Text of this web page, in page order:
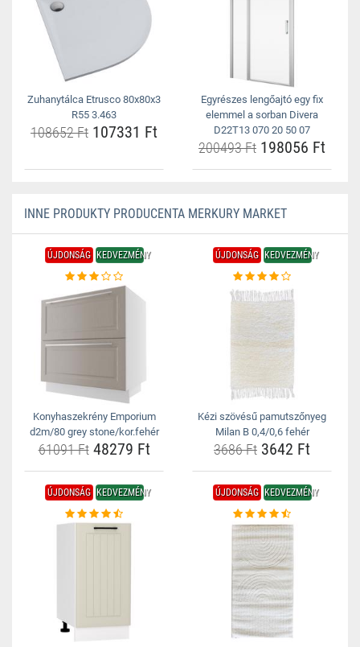
Zuhanytálca Etrusco 80x80x3
R55 3.463
108652 Ft 107331 Ft
Egyrészes lengőajtó egy fix
elemmel a sorban Divera
D22T13 070 20 50 07
200493 Ft 198056 Ft
INNE PRODUKTY PRODUCENTA MERKURY MARKET
ÚJDONSÁG KEDVEZMÉNY
Konyhaszekrény Emporium
d2m/80 grey stone/kor.fehér
61091 Ft48279 Ft
ÚJDONSÁG KEDVEZMÉNY
Kézi szövésű pamutszőnyeg
Milan B 0,4/0,6 fehér
3686 Ft 3642 Ft
ÚJDONSÁG KEDVEZMÉNY ÚJDONSÁG KEDVEZMÉNY